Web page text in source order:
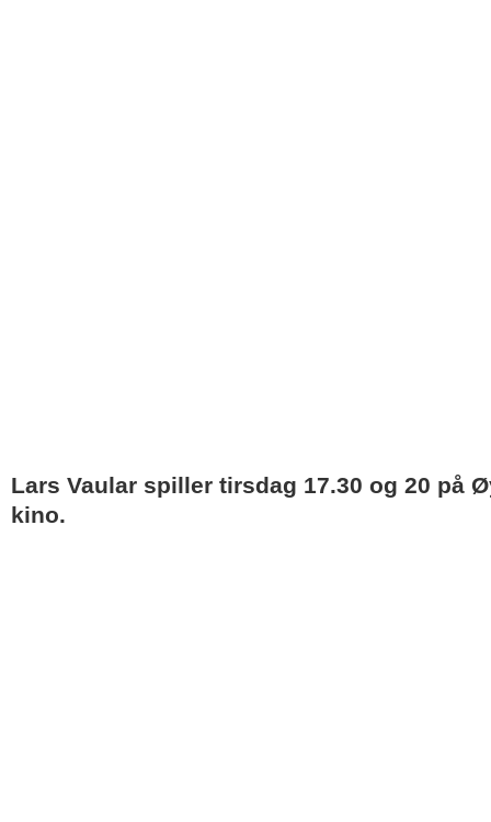
Lars Vaular spiller tirsdag 17.30 og 20 på
kino.